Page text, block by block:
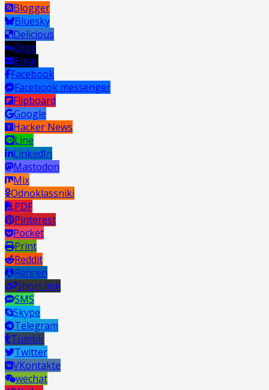
Blogger
Bluesky
Delicious
Digg
Email
Facebook
Facebook messenger
Flipboard
Google
Hacker News
Line
LinkedIn
Mastodon
Mix
Odnoklassniki
PDF
Pinterest
Pocket
Print
Reddit
Renren
Short link
SMS
Skype
Telegram
Tumblr
Twitter
VKontakte
wechat